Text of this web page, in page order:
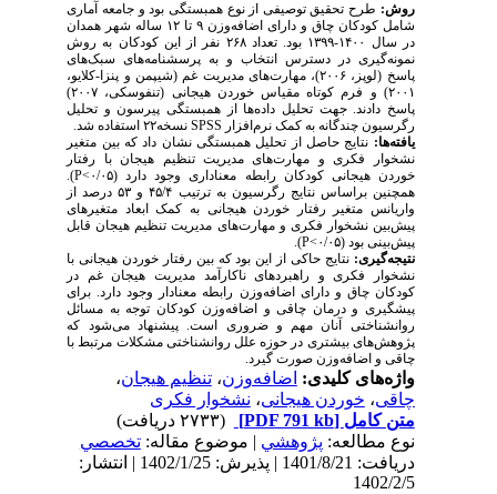
روش­:طرح تحقیق توصیفی از نوع همبستگی بود و جامعه آماری
شامل کودکان چاق و دارای اضافه‌وزن ۹ تا ۱۲ ساله شهر همدان
در سال ۱۴۰۰-۱۳۹۹ بود. تعداد ۲۶۸ نفر از این کودکان به روش
نمونه‌گیری در دسترس انتخاب و به پرسشنامه‌های سبک‌های
پاسخ (لوپز، ۲۰۰۶)، مهارت‌های مدیریت غم (شیپمن و پنزا-کلایو،
۲۰۰۱) و فرم کوتاه مقیاس خوردن هیجانی (تنفوسکی، ۲۰۰۷)
پاسخ دادند. جهت تحلیل داده­‌ها از همبستگی پیرسون و تحلیل
رگرسیون چندگانه به کمک نرم‌افزار SPSSنسخه۲۲ استفاده شد.
یافته‌ها:نتایج حاصل از تحلیل همبستگی نشان داد که بین متغیر
نشخوار فکری و مهارت­‌های مدیریت تنظیم هیجان با رفتار
خوردن هیجانی کودکان رابطه معناداری وجود دارد (۰/۰۵>
P
).
همچنین براساس نتایج رگرسیون به ترتیب ۴۵/۴ و ۵۳ درصد از
واریانس متغیر رفتار خوردن هیجانی به کمک ابعاد متغیرهای
پیش‌­بین­ نشخوار فکری و مهارت­‌های مدیریت تنظیم هیجان قابل
پیش‌­بینی بود (۰/۰۵>
P
).
نتیجه‌گیری:نتایج حاکی از این بود که بین رفتار خوردن هیجانی با
نشخوار فکری و راهبرد‌های ناکارآمد مدیریت هیجان غم در
کودکان چاق و دارای اضافه‌وزن رابطه معنادار وجود دارد. برای
پیشگیری و درمان چاقی و اضافه‌وزن کودکان توجه به مسائل
روانشناختی آنان مهم و ضروری است. پیشنهاد می‌شود که
پژوهش‌های بیشتری در حوزه علل روانشناختی مشکلات مرتبط با
چاقی و اضافه­‌وزن صورت گیرد.
واژه‌های کلیدی:اضافه‌وزن ،تنظیم هیجان،
چاقی،خوردن هیجانی،نشخوار فکری
متن کامل[PDF 791 kb]
نوع مطالعه:پژوهشي| موضوع مقاله:تخصصي
دریافت: 1401/8/21 | پذیرش: 1402/1/25 | انتشار:
1402/2/5